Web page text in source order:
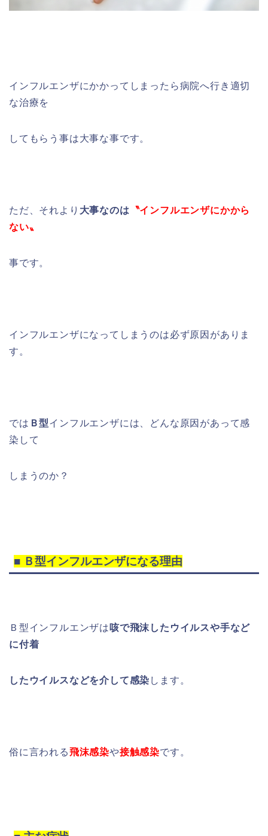
インフルエンザにかかってしまったら病院へ行き適切
な治療を
してもらう事は大事な事です。
ただ、それより 大事なのは 〝インフルエンザにかから
ない〟
事です。
インフルエンザになってしまうのは必ず原因がありま
す。
では Ｂ型インフルエンザには、どんな原因があって感
染して
しまうのか？
■ Ｂ型インフルエンザになる理由
Ｂ型インフルエンザは 咳で飛沫したウイルスや手など
に付着
したウイルスなどを介して感染 します。
俗に言われる飛沫感染や接触感染です。